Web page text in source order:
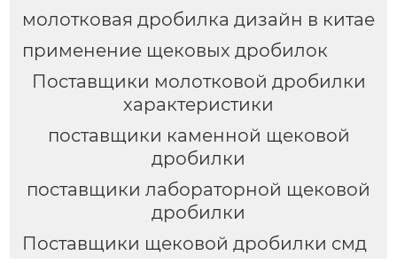
молотковая дробилка дизайн в китае
применение щековых дробилок
Поставщики молотковой дробилки
характеристики
поставщики каменной щековой
дробилки
поставщики лабораторной щековой
дробилки
Поставщики щековой дробилки смд